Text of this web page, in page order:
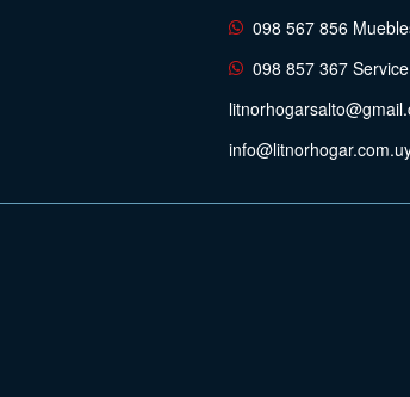
098 567 856
098 857 367 Service